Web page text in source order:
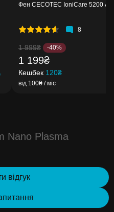
Фен CECOTEC IoniCare 5200
8
1 999₴ -40%
1 199₴
Кешбек 120₴
від 100₴ / міс
Nano Plasma
відгук